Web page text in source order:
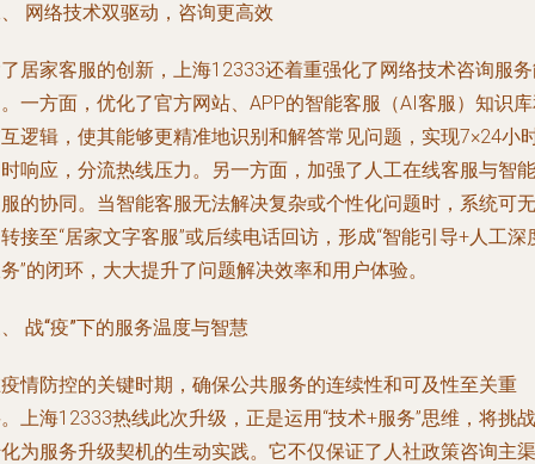
网络技术双驱动，咨询更高效
居家客服的创新，上海12333还着重强化了网络技术咨询服
一方面，优化了官方网站、APP的智能客服（AI客服）知识
逻辑，使其能够更精准地识别和解答常见问题，实现7×24小
响应，分流热线压力。另一方面，加强了人工在线客服与智能
的协同。当智能客服无法解决复杂或个性化问题时，系统可无
接至“居家文字客服”或后续电话回访，形成“智能引导+人工深
”的闭环，大大提升了问题解决效率和用户体验。
战“疫”下的服务温度与智慧
情防控的关键时期，确保公共服务的连续性和可及性至关重
上海12333热线此次升级，正是运用“技术+服务”思维，将挑战
为服务升级契机的生动实践。它不仅保证了人社政策咨询主渠